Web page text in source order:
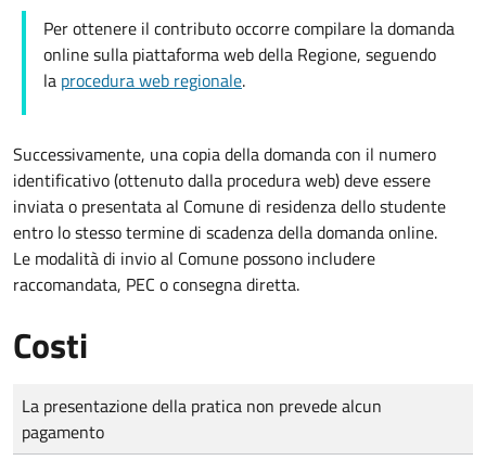
Per ottenere il contributo occorre compilare la domanda
online sulla piattaforma web della Regione, seguendo
la procedura web regionale.
Successivamente, una copia della domanda con il numero
identificativo (ottenuto dalla procedura web) deve essere
inviata o presentata al Comune di residenza dello studente
entro lo stesso termine di scadenza della domanda online.
Le modalità di invio al Comune possono includere
raccomandata, PEC o consegna diretta.
Costi
Tipo di pagamento
Importo
La presentazione della pratica non prevede alcun
pagamento